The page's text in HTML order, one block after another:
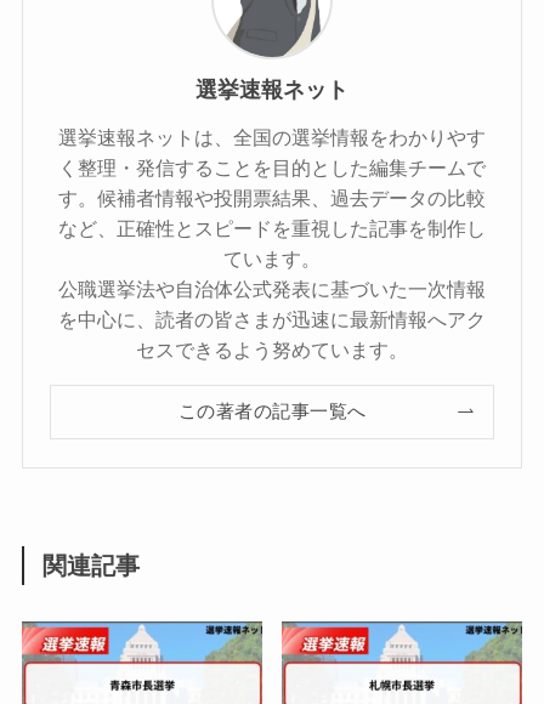
選挙速報ネット
選挙速報ネットは、全国の選挙情報をわかりやす
く整理・発信することを目的とした編集チームで
す。候補者情報や投開票結果、過去データの比較
など、正確性とスピードを重視した記事を制作し
ています。
公職選挙法や自治体公式発表に基づいた一次情報
を中心に、読者の皆さまが迅速に最新情報へアク
セスできるよう努めています。
この著者の記事一覧へ
関連記事